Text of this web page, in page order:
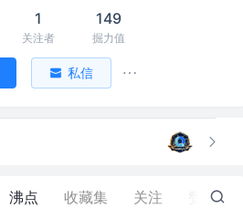
1
关注者
149
掘力值
私信
沸点 收藏集 关注 0